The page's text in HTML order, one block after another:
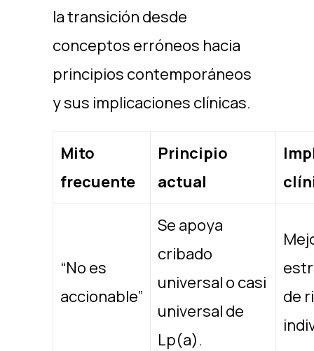
la transición desde
conceptos erróneos hacia
principios contemporáneos
y sus implicaciones clínicas. ​
Mito
frecuente
Principio
actual
“No es
accionable”
Se apoya
cribado
universal o casi
universal de
Lp(a). ​
de